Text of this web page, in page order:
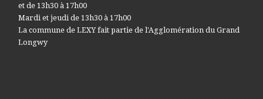
et de 13h30 à 17h00
Mardi et jeudi de 13h30 à 17h00
La commune de LEXY fait partie de l'Agglomération du Grand
Longwy